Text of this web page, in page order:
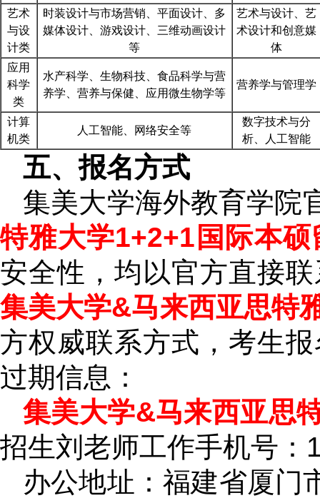
艺术
与设
计类
时装设计与市场营销、平面设计、多
媒体设计、游戏设计、三维动画设计
等
艺术与设计、艺
术设计和创意媒
体
应用
科学
类
水产科学、生物科技、食品科学与营
养学、营养与保健、应用微生物学等
营养学与管理学
计算
机类
人工智能、网络安全等
数字技术与分
析、人工智能
五、报名方式
集美大学海外教育学院
特雅大学1+2+1国际本
安全性，均以官方直接
集美大学&马来西亚思特
方权威联系方式，考生
过期信息：
集美大学&马来西亚思
招生刘老师工作手机号：
办公地址：福建省厦门